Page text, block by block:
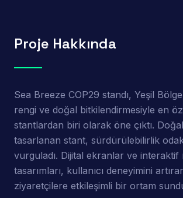
Proje Hakkında
Sea Breeze COP29 standı, Yeşil
rengi ve doğal bitkilendirmesiyle en
stantlardan biri olarak öne çıktı.
tasarlanan stant, sürdürülebilirlik
vurguladı. Dijital ekranlar ve interaktif
tasarımları, kullanıcı deneyimini
ziyaretçilere etkileşimli bir ortam